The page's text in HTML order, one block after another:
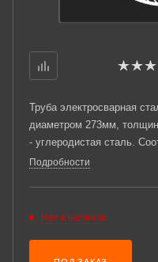
Труба электросварная
диаметром 273мм,
- углеродистая сталь.
10705-80.
Подробности
Нет в наличии